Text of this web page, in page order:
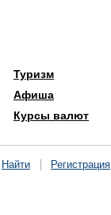
Туризм
Афиша
Курсы валют
Найти Регистрация